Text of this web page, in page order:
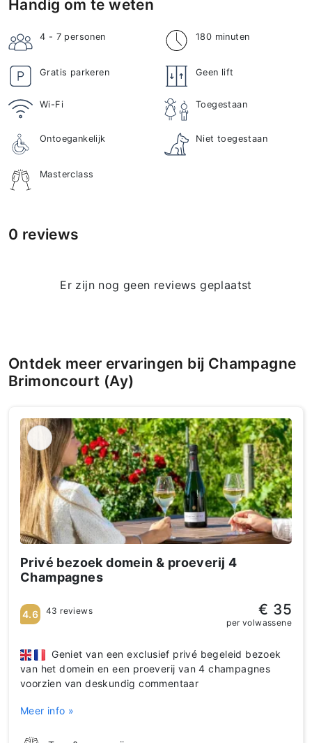
Handig om te weten
4 - 7 personen 180 minuten
Gratis parkeren Geen lift
Wi-Fi Toegestaan
Ontoegankelijk Niet toegestaan
Masterclass
0 reviews
Er zijn nog geen reviews geplaatst
Ontdek meer ervaringen bij Champagne
Brimoncourt (Ay)
Privé bezoek domein & proeverij 4
Champagnes
Geniet van een exclusief privé begeleid bezoek
van het domein en een proeverij van 4 champagnes
voorzien van deskundig commentaar
Meer info »
4.6 43 reviews € 35
per volwassene